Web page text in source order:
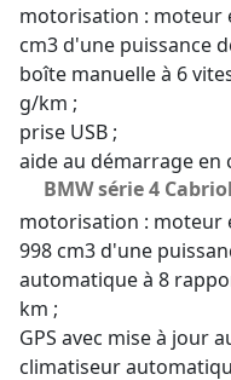
motorisation : moteur
cm3 d'une puissance
boîte manuelle à 6
g/km ;
prise USB ;
aide au démarrage en
BMW série 4
motorisation : moteur
998 cm3 d'une
automatique à 8
km ;
GPS avec mise à jour
climatiseur